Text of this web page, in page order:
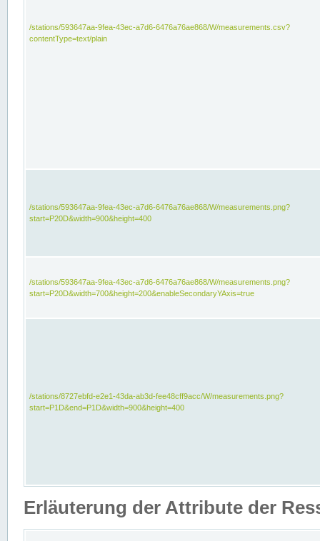
/stations/593647aa-9fea-43ec-a7d6-6476a76ae868/W/measurements.csv?
contentType=text/plain
/stations/593647aa-9fea-43ec-a7d6-6476a76ae868/W/measurements.png?
start=P20D&width=900&height=400
/stations/593647aa-9fea-43ec-a7d6-6476a76ae868/W/measurements.png?
start=P20D&width=700&height=200&enableSecondaryYAxis=true
/stations/8727ebfd-e2e1-43da-ab3d-fee48cff9acc/W/measurements.png?
start=P1D&end=P1D&width=900&height=400
Erläuterung der Attribute der